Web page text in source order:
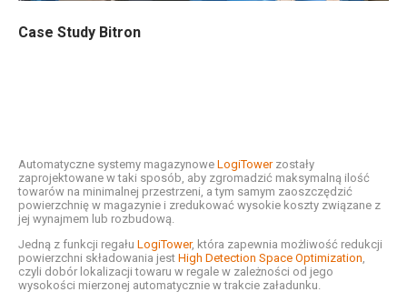
Case Study Bitron
Automatyczne systemy magazynowe LogiTowerzostały
zaprojektowane w taki sposób, aby zgromadzić maksymalną ilość
towarów na minimalnej przestrzeni, a tym samym zaoszczędzić
powierzchnię w magazynie i zredukować wysokie koszty związane z
jej wynajmem lub rozbudową.
Jedną z funkcji regału LogiTower, która zapewnia możliwość redukcji
powierzchni składowania jest High Detection Space Optimization
czyli dobór lokalizacji towaru w regale w zależności od jego
wysokości mierzonej automatycznie w trakcie załadunku.